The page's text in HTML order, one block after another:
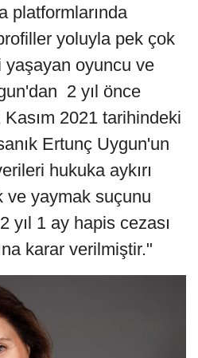
platformlarında
yoluyla pek çok
yaşayan oyuncu ve
2 yıl önce
2021 tarihindeki
Ertunç Uygun'un
hukuka aykırı
ve yaymak suçunu
yıl 1 ay hapis cezası
karar verilmiştir."